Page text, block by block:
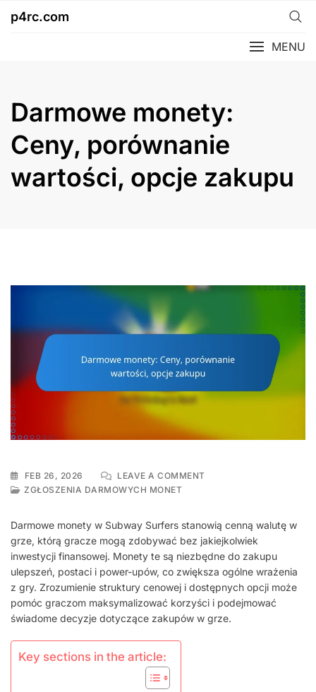
p4rc.com
MENU
Darmowe monety:
Ceny, porównanie
wartości, opcje zakupu
FEB 26, 2026 LEAVE A COMMENTON
PORÓWNANIE
WARTOŚCI,
OPCJE
ZAKUPU
ZGŁOSZENIA DARMOWYCH MONET
Darmowe monety w Subway Surfers stanowią cenną walutę w
grze, którą gracze mogą zdobywać bez jakiejkolwiek
inwestycji finansowej. Monety te są niezbędne do zakupu
ulepszeń, postaci i power-upów, co zwiększa ogólne wrażenia
z gry. Zrozumienie struktury cenowej i dostępnych opcji może
pomóc graczom maksymalizować korzyści i podejmować
świadome decyzje dotyczące zakupów w grze.
Key sections in the article: